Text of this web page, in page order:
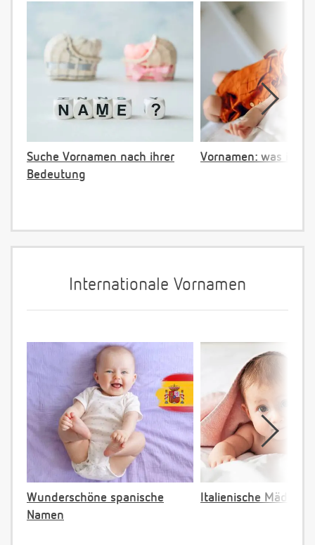
Suche Vornamen nach ihrer
Bedeutung
Vornamen: was ist
Internationale Vornamen
Wunderschöne spanische
Namen
Italienische